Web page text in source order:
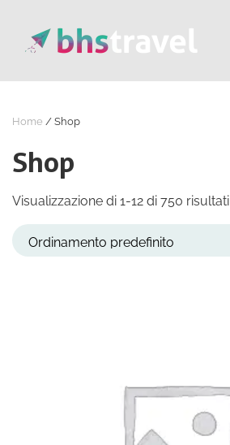
Passa al contenuto principale
Home / Shop
Shop
Visualizzazione di 1-12 di 750 risultati